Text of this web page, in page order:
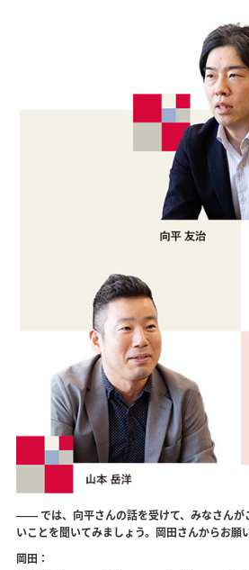
―― では、向平さんの話を受けて、みなさんが
いことを聞いてみましょう。岡田さんからお願
岡田：